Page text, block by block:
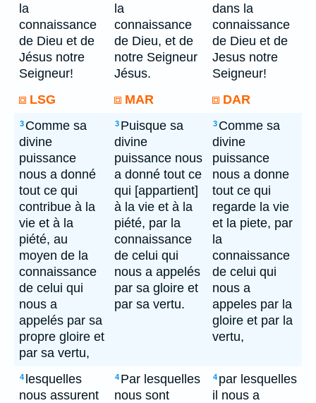
la
connaissance
de Dieu et de
Jésus notre
Seigneur!
la
connaissance
de Dieu, et de
notre Seigneur
Jésus.
dans la
connaissance
de Dieu et de
Jesus notre
Seigneur!
LSG
MAR DAR
3 Comme sa
divine
puissance
nous a donné
tout ce qui
contribue à la
vie et à la
piété, au
moyen de la
connaissance
de celui qui
nous a
appelés par sa
propre gloire et
par sa vertu,
3 Puisque sa
divine
puissance nous
a donné tout ce
qui [appartient]
à la vie et à la
piété, par la
connaissance
de celui qui
nous a appelés
par sa gloire et
par sa vertu.
3 Comme sa
divine
puissance
nous a donne
tout ce qui
regarde la vie
et la piete, par
la
connaissance
de celui qui
nous a
appeles par la
gloire et par la
vertu,
4 lesquelles
nous assurent
4 Par lesquelles
nous sont
4 par lesquelles
il nous a